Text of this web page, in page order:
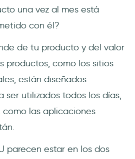
una vez al mes está
con él?
de tu producto y del valor
productos, como los sitios
están diseñados
ser utilizados todos los días,
como las aplicaciones
parecen estar en los dos